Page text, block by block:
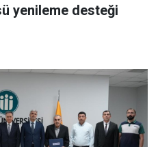
yenileme desteği